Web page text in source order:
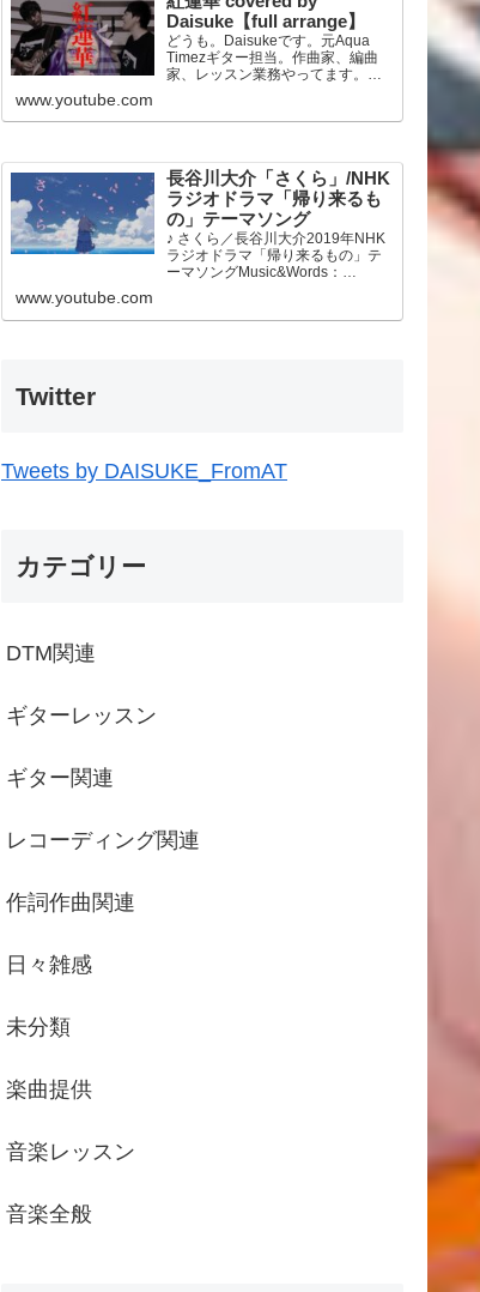
Daisuke【full arrange】
どうも。Daisukeです。元Aqua
Timezギター担当。作曲家、編曲
家、レッスン業務やってます。人
華』をフルアレンジでカバーして
www.youtube.com
長谷川大介「さくら」/NHK
ラジオドラマ「帰り来るも
の」テーマソング
♪ さくら／長谷川大介2019年NHK
ラジオドラマ「帰り来るもの」テ
ーマソングMusic&Words：
あの時のことを忘れず今できるこ
www.youtube.com
Twitter
Tweets by DAISUKE_FromAT
カテゴリー
DTM関連
ギターレッスン
ギター関連
レコーディング関連
作詞作曲関連
日々雑感
未分類
楽曲提供
音楽レッスン
音楽全般